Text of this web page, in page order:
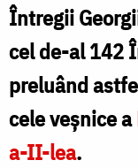
Întregii
cel de-al 142
preluând
cele veșnice a
a-II-lea.